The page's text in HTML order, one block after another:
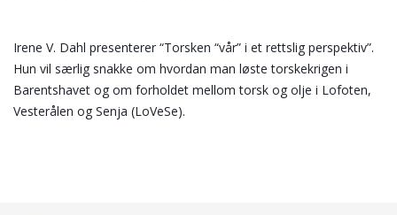
Irene V. Dahl presenterer “Torsken “vår” i et rettslig perspektiv”.
Hun vil særlig snakke om hvordan man løste torskekrigen i
Barentshavet og om forholdet mellom torsk og olje i Lofoten,
Vesterålen og Senja (LoVeSe).